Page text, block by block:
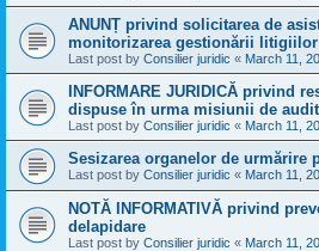
ANUNȚ privind solicitarea de
monitorizarea gestionării
Last post by Consilier juridic « March 11,
INFORMARE JURIDICĂ privind
dispuse în urma misiunii de audit
Last post by Consilier juridic « March 11,
Sesizarea organelor de urmărire
Last post by Consilier juridic « March 11,
NOTĂ INFORMATIVĂ privind
delapidare
Last post by Consilier juridic « March 11,